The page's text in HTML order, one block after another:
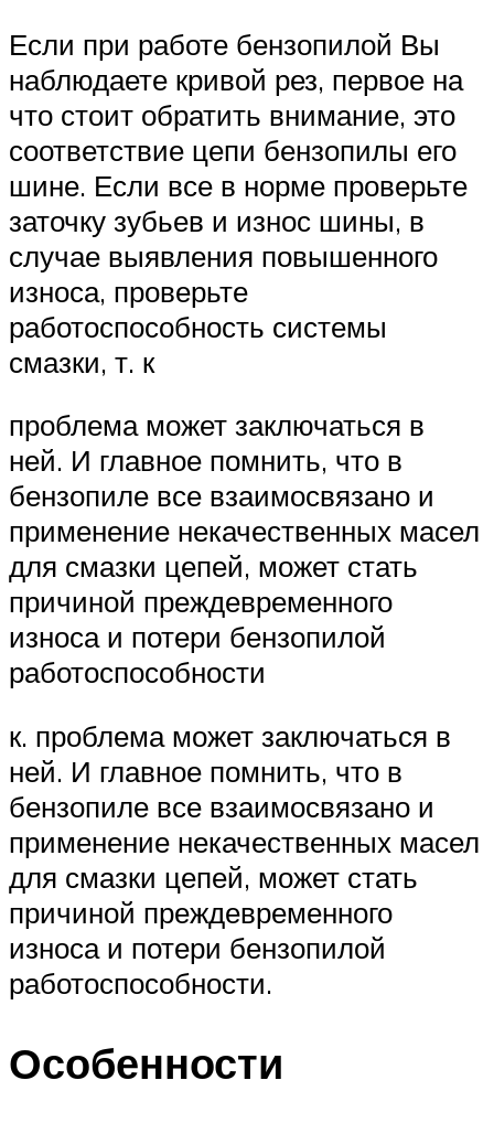
Если при работе бензопилой Вы
наблюдаете кривой рез, первое на
что стоит обратить внимание, это
соответствие цепи бензопилы его
шине. Если все в норме проверьте
заточку зубьев и износ шины, в
случае выявления повышенного
износа, проверьте
работоспособность системы
смазки, т. к
проблема может заключаться в
ней. И главное помнить, что в
бензопиле все взаимосвязано и
применение некачественных масел
для смазки цепей, может стать
причиной преждевременного
износа и потери бензопилой
работоспособности
к. проблема может заключаться в
ней. И главное помнить, что в
бензопиле все взаимосвязано и
применение некачественных масел
для смазки цепей, может стать
причиной преждевременного
износа и потери бензопилой
работоспособности.
Особенности